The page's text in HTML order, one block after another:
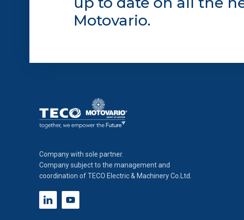
estesa cookie. La chiusura del
quali non occorre il tuo consenso.
Motovario.
Company with sole partner.
Company subject to the management and
coordination of TECO Electric & Machinery Co.Ltd.